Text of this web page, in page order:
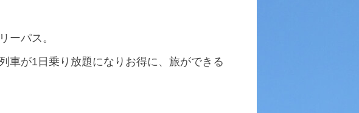
ーパス。
車が1日乗り放題になりお得に、旅ができる